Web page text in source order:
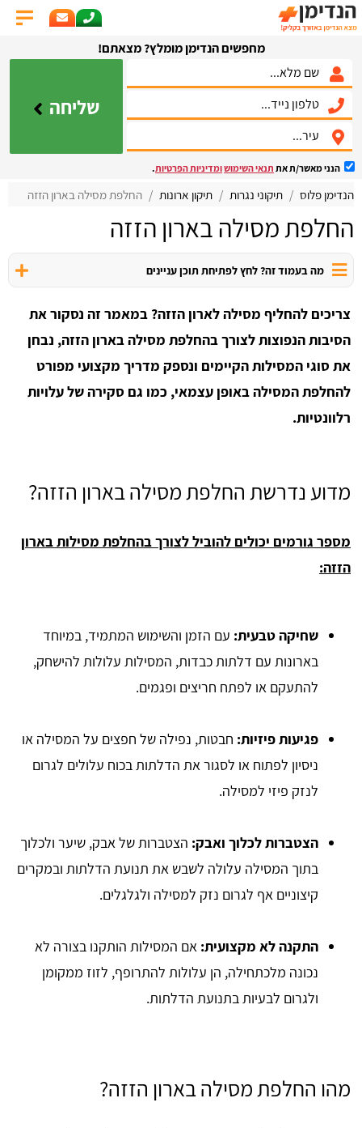
מחפשים הנדימן מומלץ? מצאתם!
שליחה
הנני מאשר/ת את תנאי השימושומדיניות הפרטיות.
הנדימן פלוס תיקוני נגרות תיקון ארונות החלפת מסילה בארון הזזה
החלפת מסילה בארון הזזה
מה בעמוד זה? לחץ לפתיחת תוכן עניינים
צריכים להחליף מסילה לארון הזזה? במאמר זה נסקור את
הסיבות הנפוצות לצורך בהחלפת מסילה בארון הזזה, נבחן
את סוגי המסילות הקיימים ונספק מדריך מקצועי מפורט
להחלפת המסילה באופן עצמאי, כמו גם סקירה של עלויות
רלוונטיות.
מדוע נדרשת החלפת מסילה בארון הזזה?
מספר גורמים יכולים להוביל לצורך בהחלפת מסילות בארון
הזזה:
שחיקה טבעית: עם הזמן והשימוש המתמיד, במיוחד
בארונות עם דלתות כבדות, המסילות עלולות להישחק,
להתעקם או לפתח חריצים ופגמים.
פגיעות פיזיות: חבטות, נפילה של חפצים על המסילה או
ניסיון לפתוח או לסגור את הדלתות בכוח עלולים לגרום
לנזק פיזי למסילה.
הצטברות לכלוך ואבק: הצטברות של אבק, שיער ולכלוך
בתוך המסילה עלולה לשבש את תנועת הדלתות ובמקרים
קיצוניים אף לגרום נזק למסילה ולגלגלים.
התקנה לא מקצועית: אם המסילות הותקנו בצורה לא
נכונה מלכתחילה, הן עלולות להתרופף, לזוז ממקומן
ולגרום לבעיות בתנועת הדלתות.
מהו החלפת מסילה בארון הזזה?